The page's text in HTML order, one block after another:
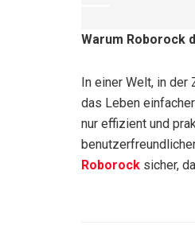
Warum Roborock
In einer Welt, in
das Leben
nur effizient und
Roborock sicher,